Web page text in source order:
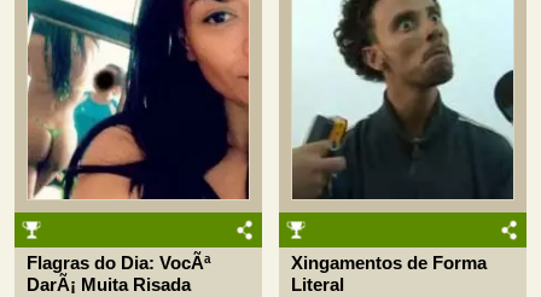
Flagras do Dia: VocÃª
DarÃ¡ Muita Risada
Xingamentos de Forma
Literal